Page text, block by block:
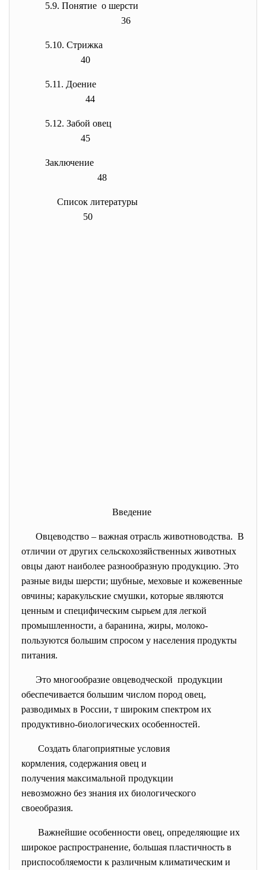
5.9. Понятие о шерсти
36
5.10. Стрижка
40
5.11. Доение
44
5.12. Забой овец
45
Заключение
48
Список литературы
50
Введение
Овцеводство – важная отрасль животноводства. В
отличии от других сельскохозяйственных животных
овцы дают наиболее разнообразную продукцию. Это
разные виды шерсти; шубные, меховые и кожевенные
овчины; каракульские смушки, которые являются
ценным и специфическим сырьем для легкой
промышленности, а баранина, жиры, молоко-
пользуются большим спросом у населения продукты
питания.
Это многообразие овцеводческой продукции
обеспечивается большим числом пород овец,
разводимых в России, т широким спектром их
продуктивно-биологических особенностей.
Создать благоприятные условия
кормления, содержания овец и
получения максимальной продукции
невозможно без знания их биологического
своеобразия.
Важнейшие особенности овец, определяющие их
широкое распространение, большая пластичность в
приспособляемости к различным климатическим и